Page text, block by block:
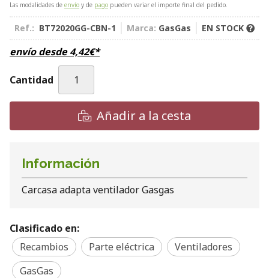
Las modalidades de envío y de pago pueden variar el importe final del pedido.
Ref.: BT72020GG-CBN-1 Marca: GasGas EN STOCK
envío desde4,42€*
Cantidad
Añadir a la cesta
Información
Carcasa adapta ventilador Gasgas
Clasificado en:
Recambios
Parte eléctrica
Ventiladores
GasGas